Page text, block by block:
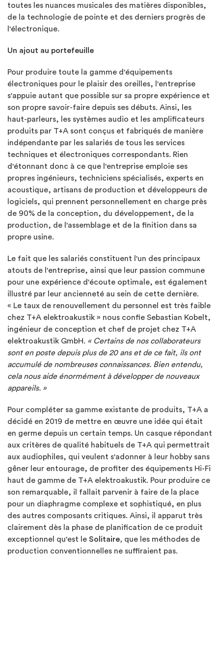
toutes les nuances musicales des matières disponibles,
de la technologie de pointe et des derniers progrès de
l'électronique.
Un ajout au portefeuille
Pour produire toute la gamme d'équipements
électroniques pour le plaisir des oreilles, l'entreprise
s'appuie autant que possible sur sa propre expérience et
son propre savoir-faire depuis ses débuts. Ainsi, les
haut-parleurs, les systèmes audio et les amplificateurs
produits par T+A sont conçus et fabriqués de manière
indépendante par les salariés de tous les services
techniques et électroniques correspondants. Rien
d'étonnant donc à ce que l'entreprise emploie ses
propres ingénieurs, techniciens spécialisés, experts en
acoustique, artisans de production et développeurs de
logiciels, qui prennent personnellement en charge près
de 90% de la conception, du développement, de la
production, de l'assemblage et de la finition dans sa
propre usine.
Le fait que les salariés constituent l'un des principaux
atouts de l'entreprise, ainsi que leur passion commune
pour une expérience d'écoute optimale, est également
illustré par leur ancienneté au sein de cette dernière.
« Le taux de renouvellement du personnel est très faible
chez T+A elektroakustik » nous confie Sebastian Kobelt,
ingénieur de conception et chef de projet chez T+A
elektroakustik GmbH. « Certains de nos collaborateurs
sont en poste depuis plus de 20 ans et de ce fait, ils ont
accumulé de nombreuses connaissances. Bien entendu,
cela nous aide énormément à développer de nouveaux
appareils. »
Pour compléter sa gamme existante de produits, T+A a
décidé en 2019 de mettre en œuvre une idée qui était
en germe depuis un certain temps. Un casque répondant
aux critères de qualité habituels de T+A qui permettrait
aux audiophiles, qui veulent s'adonner à leur hobby sans
gêner leur entourage, de profiter des équipements Hi-Fi
haut de gamme de T+A elektroakustik. Pour produire ce
son remarquable, il fallait parvenir à faire de la place
pour un diaphragme complexe et sophistiqué, en plus
des autres composants critiques. Ainsi, il apparut très
clairement dès la phase de planification de ce produit
exceptionnel qu'est le Solitaire, que les méthodes de
production conventionnelles ne suffiraient pas.